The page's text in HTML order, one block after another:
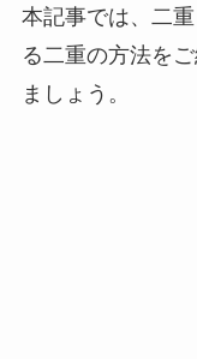
本記事では、二
る二重の方法を
ましょう。